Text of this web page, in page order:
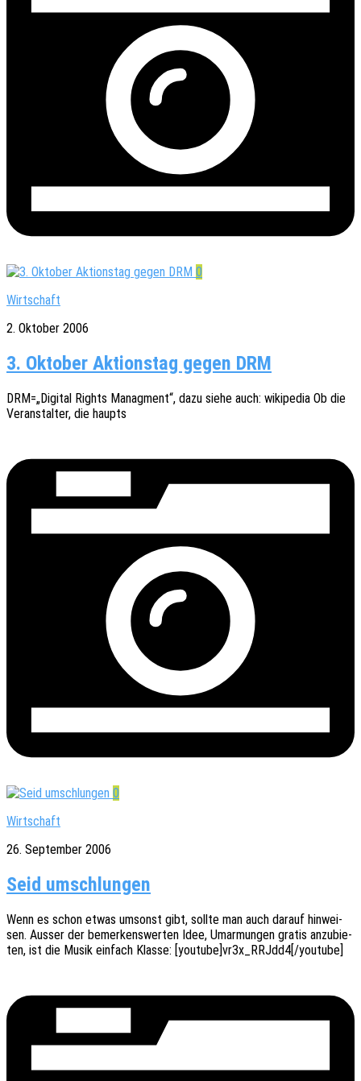
0
Wirtschaft
2. Oktober 2006
3. Oktober Aktionstag gegen DRM
DRM=„Digital Rights Manag­ment“, dazu siehe auch: wiki­pe­dia Ob die
Veran­stal­ter, die haupts
0
Wirtschaft
26. September 2006
Seid umschlungen
Wenn es schon etwas umsonst gibt, sollte man auch darauf hinwei­
sen. Ausser der bemer­kens­wer­ten Idee, Umar­mun­gen gratis anzu­bie­
ten, ist die Musik einfach Klasse: [youtube]vr3x_RRJdd4[/youtube]